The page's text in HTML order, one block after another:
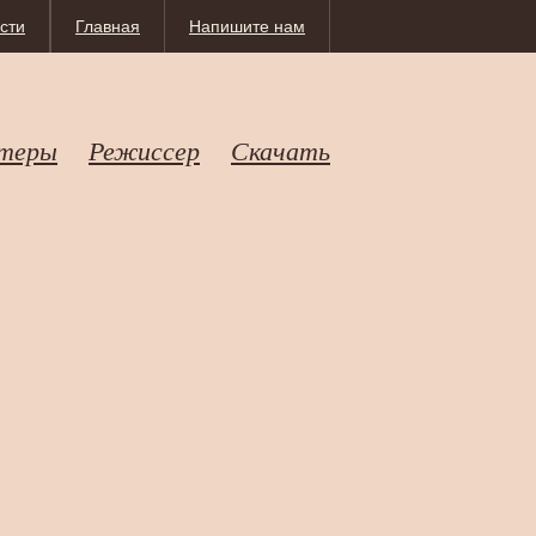
Напишите нам
Главная
Режиссер Скачать